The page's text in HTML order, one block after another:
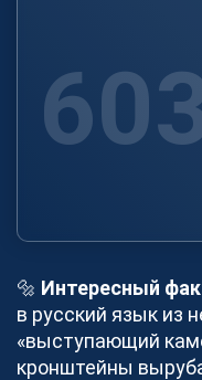
Стать
Мы помогаем
загружать
увеличивать
партнерам в области
Исполнителям
Как стать
СТАТЬ
🔩 Интересный
в русский язык из
«выступающий
кронштейны